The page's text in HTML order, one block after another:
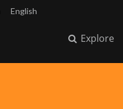
English
Explore